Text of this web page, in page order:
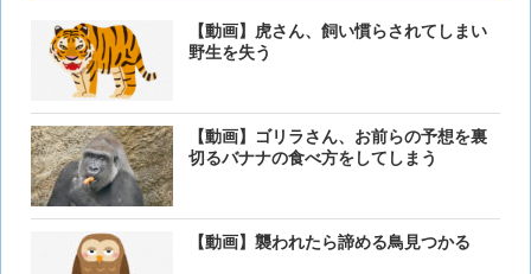
【動画】虎さん、飼い慣らされてしまい
野生を失う
【動画】ゴリラさん、お前らの予想を裏
切るバナナの食べ方をしてしまう
【動画】襲われたら諦める鳥見つかる